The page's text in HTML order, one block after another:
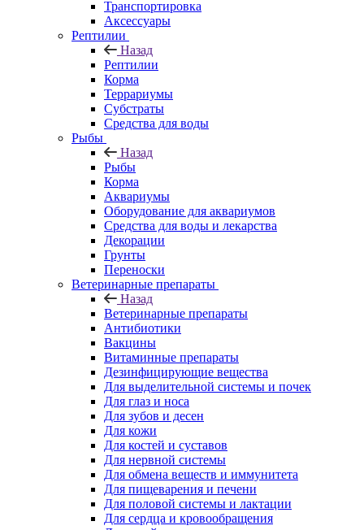
Транспортировка
Аксессуары
Рептилии
Назад
Рептилии
Корма
Террариумы
Субстраты
Средства для воды
Рыбы
Назад
Рыбы
Корма
Аквариумы
Оборудование для аквариумов
Средства для воды и лекарства
Декорации
Грунты
Переноски
Ветеринарные препараты
Назад
Ветеринарные препараты
Антибиотики
Вакцины
Витаминные препараты
Дезинфицирующие вещества
Для выделительной системы и почек
Для глаз и носа
Для зубов и десен
Для кожи
Для костей и суставов
Для нервной системы
Для обмена веществ и иммунитета
Для пищеварения и печени
Для половой системы и лактации
Для сердца и кровообращения